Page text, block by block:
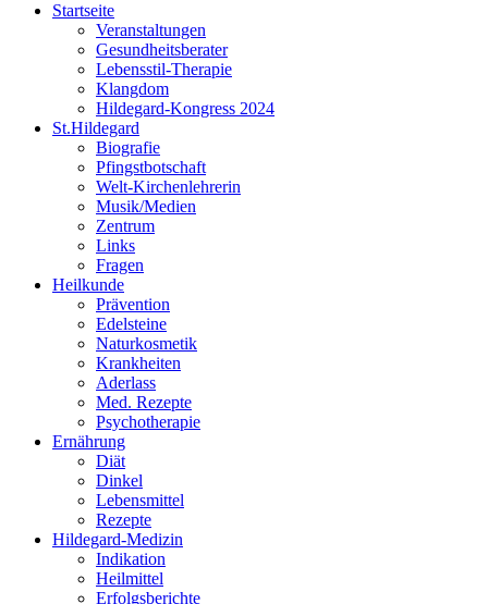
Startseite
Veranstaltungen
Gesundheitsberater
Lebensstil-Therapie
Klangdom
Hildegard-Kongress 2024
St.Hildegard
Biografie
Pfingstbotschaft
Welt-Kirchenlehrerin
Musik/Medien
Zentrum
Links
Fragen
Heilkunde
Prävention
Edelsteine
Naturkosmetik
Krankheiten
Aderlass
Med. Rezepte
Psychotherapie
Ernährung
Diät
Dinkel
Lebensmittel
Rezepte
Hildegard-Medizin
Indikation
Heilmittel
Erfolgsberichte